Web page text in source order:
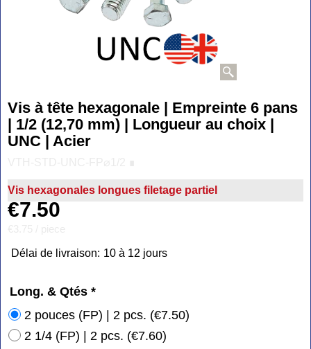
Vis à tête hexagonale | Empreinte 6 pans
| 1/2 (12,70 mm) | Longueur au choix |
UNC | Acier
Vis hexagonales longues filetage partiel
€7.50
Délai de livraison: 10 à 12 jours
Long. & Qtés *
2 pouces (FP) | 2 pcs. (€7.50)
2 1/4 (FP) | 2 pcs. (€7.60)